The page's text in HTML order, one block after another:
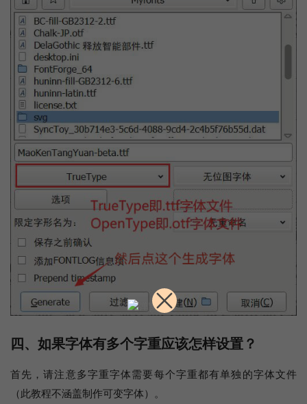
四、如果字体有多个字重应该怎样设置？
首先，请注意多字重字体需要每个字重都有单独的字体文件
（此教程不涵盖制作可变字体）。